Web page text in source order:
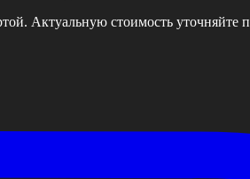
Актуальную стоимость уточняйте